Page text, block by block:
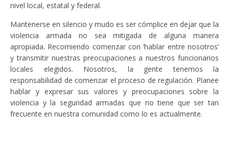
nivel local, estatal y federal.
Mantenerse en silencio y mudo es ser cómplice en dejar que la
violencia armada no sea mitigada de alguna manera
apropiada. Recomiendo comenzar con ‘hablar entre nosotros’
y transmitir nuestras preocupaciones a nuestros funcionarios
locales elegidos. Nosotros, la gente tenemos la
responsabilidad de comenzar el proceso de regulación. Planee
hablar y expresar sus valores y preocupaciones sobre la
violencia y la seguridad armadas que no tiene que ser tan
frecuente en nuestra comunidad como lo es actualmente.